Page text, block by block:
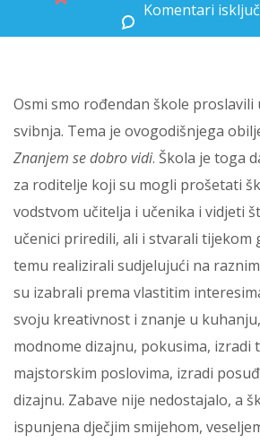
Komentari
Osmi smo rođendan škole proslavili
svibnja. Tema je ovogodišnjega
Znanjem se dobro vidi. Škola je toga
za roditelje koji su mogli prošetati
vodstvom učitelja i učenika i vidjeti
učenici priredili, ali i stvarali tijekom
temu realizirali sudjelujući na
su izabrali prema vlastitim
svoju kreativnost i znanje u
modnome dizajnu, pokusima, izradi
majstorskim poslovima, izradi
dizajnu. Zabave nije nedostajalo, a
ispunjena dječjim smijehom,